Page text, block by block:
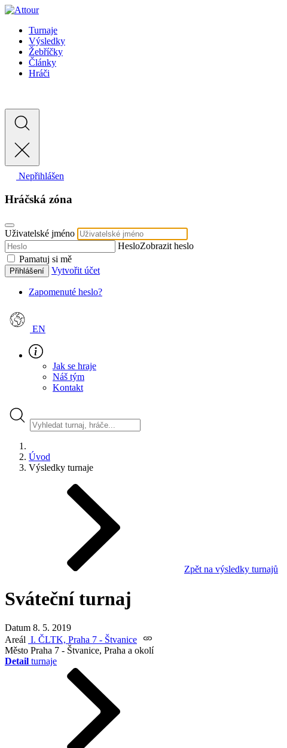
Turnaje
Výsledky
Žebříčky
Články
Hráči
Nepřihlášen
Hráčská zóna
Uživatelské jméno
HesloZobrazit heslo
Pamatuj si mě
Přihlášení Vytvořit účet
Zapomenuté heslo?
EN
Jak se hraje
Náš tým
Kontakt
Úvod
Výsledky turnaje
Zpět na výsledky turnajů
Sváteční turnaj
Datum 8. 5. 2019
Areál I. ČLTK, Praha 7 - Štvanice
Město Praha 7 - Štvanice, Praha a okolí
Detail turnaje